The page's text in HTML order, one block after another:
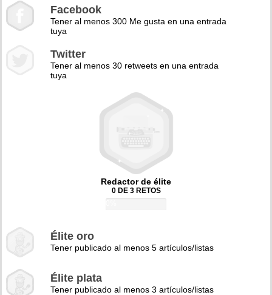
Facebook
Tener al menos 300 Me gusta en una entrada
tuya
Twitter
Tener al menos 30 retweets en una entrada
tuya
Redactor de élite
0 DE 3 RETOS
Élite oro
Tener publicado al menos 5 artículos/listas
Élite plata
Tener publicado al menos 3 artículos/listas